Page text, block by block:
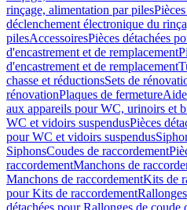
rinçage, alimentation par piles
déclenchement électronique du
pilesAccessoiresPièces détachées
d'encastrement et de remplacement
d'encastrement et de remplacement
chasse et réductionsSets de
rénovationPlaques de fermeture
aux appareils pour WC, urinoirs et
WC et vidoirs suspendusPièces
pour WC et vidoirs suspendus
SiphonsCoudes de raccordement
raccordementManchons de
Manchons de raccordementKits de
pour Kits de raccordement
détachées pour Rallonges de coude